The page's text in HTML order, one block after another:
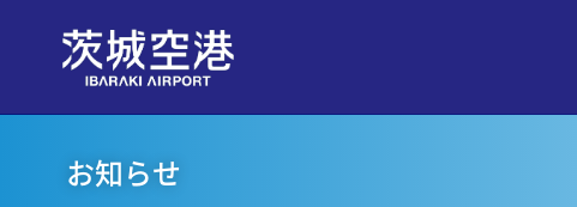
お知らせ